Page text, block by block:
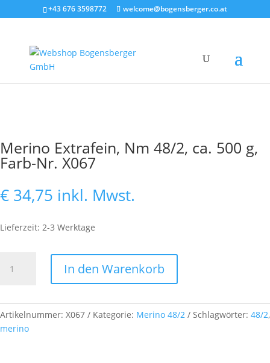
+43 676 3598772 welcome@bogensberger.co.at
Merino Extrafein, Nm 48/2, ca. 500 g,
Farb-Nr. X067
€ 34,75 inkl. Mwst.
Lieferzeit: 2-3 Werktage
Extrafein,
ca.
500
In den Warenkorb
Artikelnummer: X067 Kategorie: Merino 48/2 Schlagwörter: 48/2,
merino